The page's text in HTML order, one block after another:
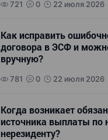
721 0 22 июля 2026
Как исправить
договора в ЭСФ и
вручную?
781 0 22 июля 2026
Когда возникает
источника выплаты по
нерезиденту?